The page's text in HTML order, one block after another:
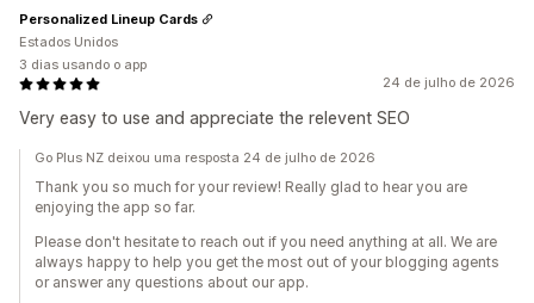
24 de julho de 2026
Very easy to use and appreciate the relevent SEO
Personalized Lineup Cards
Estados Unidos
3 dias usando o app
Go Plus NZ deixou uma resposta 24 de julho de 2026
Thank you so much for your review! Really glad to hear you are
enjoying the app so far.
Please don't hesitate to reach out if you need anything at all. We are
always happy to help you get the most out of your blogging agents
or answer any questions about our app.